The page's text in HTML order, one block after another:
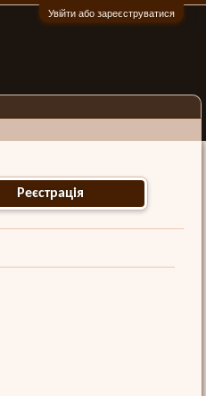
Увійти або зареєструватися
Реєстрація